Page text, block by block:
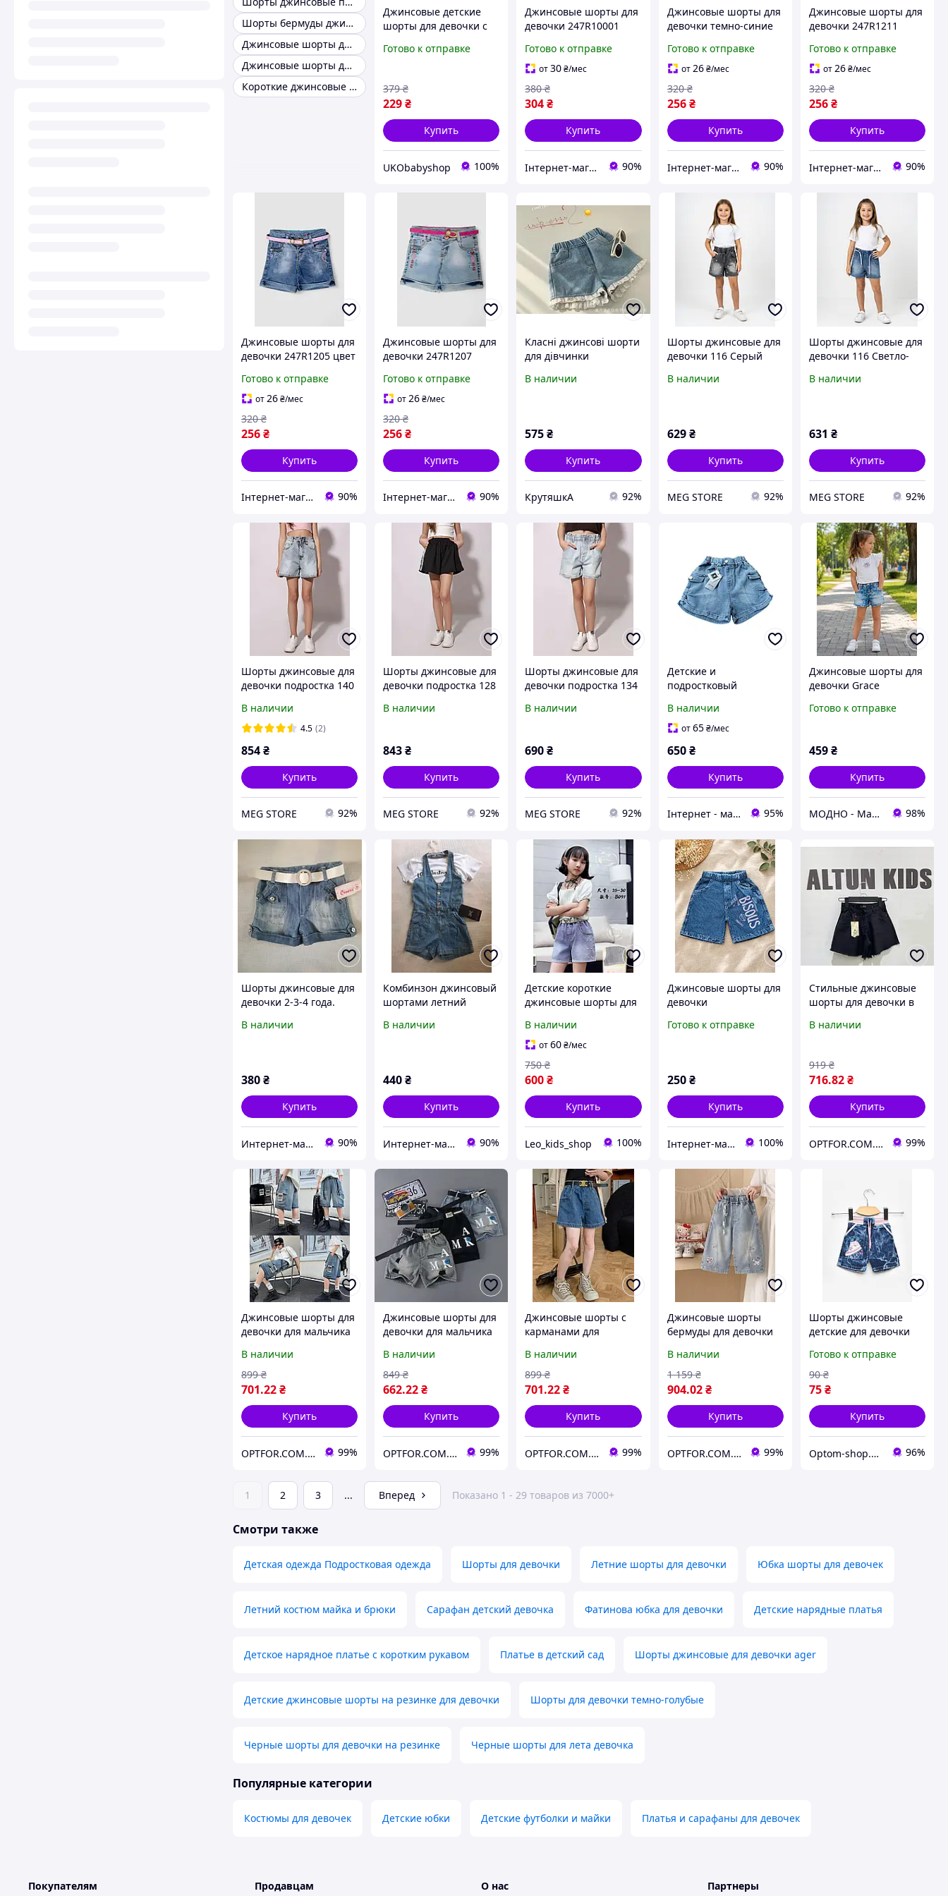
Шорты бермуды джинсовые девочке подростку
Джинсовые шорты для девочки 8 9 лет
Джинсовые шорты для девочки 86 92
Короткие джинсовые шорты для подростка девочки
Джинсовые детские
шорты для девочки с
шортики с рваным
Готово к отправке
229₴
379 ₴
Купить
UKObabyshop 100%
Джинсовые шорты для
девочки 247R10001
дизайн для лета
удобная посадка
Готово к отправке
от30₴/мес
304₴
380 ₴
Купить
Інтернет-магазин Look 100 Clothes 90%
Джинсовые шорты для
девочки темно-синие
стильные для летнего
сезона
Готово к отправке
от26 ₴/мес
256 ₴
320 ₴
Купить
Інтернет-магазин Look 100 Clothes 90%
Джинсовые шорты для
девочки 247R1211
дизайн для теплого
сезона 100% хлопок
Готово к отправке
от26₴/мес
256₴
320 ₴
Купить
Інтернет-магазин Look 100 Clothes 90%
Джинсовые шорты для
девочки 247R1205 цвет
для лета из
качественного
Готово к отправке
от 26₴/мес
256₴
320 ₴
Купить
Інтернет-магазин Look 100 Clothes 90%
Джинсовые шорты для
девочки 247R1207
для лета из
качественного
Готово к отправке
от26₴/мес
256₴
320 ₴
Купить
Інтернет-магазин Look 100 Clothes 90%
Класні джинсові шорти
для дівчинки
В наличии
575₴
Купить
КрутяшкА 92%
Шорты джинсовые для
девочки 116 Серый
В наличии
629 ₴
Купить
MEG STORE 92%
Шорты джинсовые для
девочки 116 Светло-
116)
В наличии
631 ₴
Купить
MEG STORE 92%
Шорты джинсовые для
девочки подростка 140
(705961-140)
В наличии
4.5 (2)
854₴
Купить
MEG STORE 92%
Шорты джинсовые для
девочки подростка 128
(710248-128)
В наличии
843₴
Купить
MEG STORE 92%
Шорты джинсовые для
девочки подростка 134
(713666-134)
В наличии
690₴
Купить
MEG STORE 92%
Детские и
подростковый
девочки 130-170 см
В наличии
от65 ₴/мес
650 ₴
Купить
Інтернет - магазин одягу та взуття Зiрочка 95%
Джинсовые шорты для
девочки Grace
Готово к отправке
459₴
Купить
МОДНО - Магазин детской и женской одежды и обуви 98%
Шорты джинсовые для
девочки 2-3-4 года.
В наличии
380₴
Купить
Интернет-магазин "Лимпопо"- для детей и подростков 90%
Комбинзон джинсовый
шортами летний
6, 7-8, 10-12лет
В наличии
440₴
Купить
Интернет-магазин "Лимпопо"- для детей и подростков 90%
Детские короткие
джинсовые шорты для
на рост 140-160 см
В наличии
от60₴/мес
600₴
750 ₴
Купить
Leo_kids_shop 100%
Джинсовые шорты для
девочки
Готово к отправке
250 ₴
Купить
Інтернет-магазин "LITTLE STAR" 100%
Стильные джинсовые
шорты для девочки в
бахромой в размере
В наличии
716.82₴
919 ₴
Купить
OPTFOR.COM.UA - Будь первым вместе с нами! 99%
Джинсовые шорты для
девочки для мальчика
В наличии
701.22₴
899 ₴
Купить
OPTFOR.COM.UA - Будь первым вместе с нами! 99%
Джинсовые шорты для
девочки для мальчика
В наличии
662.22₴
849 ₴
Купить
OPTFOR.COM.UA - Будь первым вместе с нами! 99%
Джинсовые шорты с
карманами для
В наличии
701.22₴
899 ₴
Купить
OPTFOR.COM.UA - Будь первым вместе с нами! 99%
Джинсовые шорты
бермуды для девочки
В наличии
904.02 ₴
1 159 ₴
Купить
OPTFOR.COM.UA - Будь первым вместе с нами! 99%
Шорты джинсовые
детские для девочки
Готово к отправке
75₴
90 ₴
Купить
Optom-shop.com.ua - Оптовый интернет-магазин: Одежда и обувь оптом, нижнее белье недорого 96%
1 2 3 ... Вперед Показано 1 - 29 товаров из 7000+
Смотри также
Детская одежда Подростковая одежда Шорты для девочки Летние шорты для девочки Юбка шорты для девочек
Летний костюм майка и брюки Сарафан детский девочка Фатинова юбка для девочки Детские нарядные платья
Детское нарядное платье с коротким рукавом Платье в детский сад Шорты джинсовые для девочки ager
Детские джинсовые шорты на резинке для девочки Шорты для девочки темно-голубые
Черные шорты для девочки на резинке Черные шорты для лета девочка
Популярные категории
Костюмы для девочек Детские юбки Детские футболки и майки Платья и сарафаны для девочек
Покупателям Продавцам О нас Партнеры